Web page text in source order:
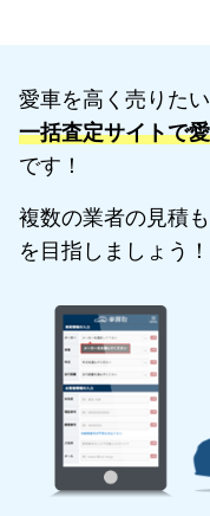
愛車を高く売りた
一括査定サイトで
です！
複数の業者の見積
を目指しましょう！